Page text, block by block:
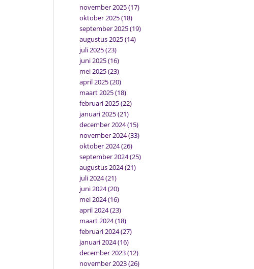
november 2025(17)
oktober 2025(18)
september 2025(19)
augustus 2025(14)
juli 2025(23)
juni 2025(16)
mei 2025(23)
april 2025(20)
maart 2025(18)
februari 2025(22)
januari 2025(21)
december 2024(15)
november 2024(33)
oktober 2024(26)
september 2024(25)
augustus 2024(21)
juli 2024(21)
juni 2024(20)
mei 2024(16)
april 2024(23)
maart 2024(18)
februari 2024(27)
januari 2024(16)
december 2023(12)
november 2023(26)